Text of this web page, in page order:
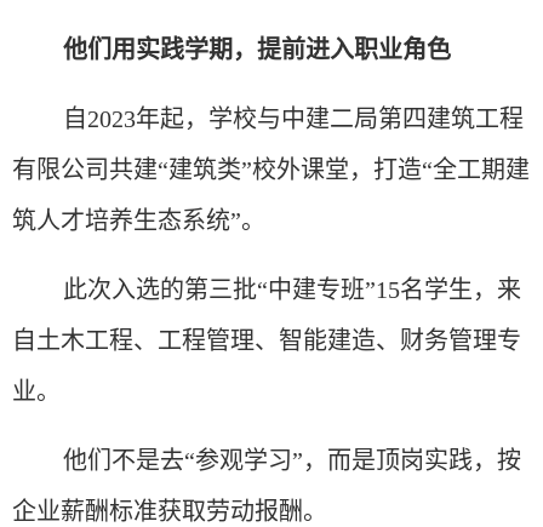
他们 用实践学期，提前进入职业角色
自 2023年起，学校与中建二局第四建筑工程
有限公司共建“建筑类”校外课堂，打造“全工期建
筑人才培养生态系统”。
此次入选的第三批“中建专班”15名学生，来
自土木工程、工程管理、智能建造、财务管理专
业。
他们不是去“参观学习”，而是顶岗实践，按
企业薪酬标准获取劳动报酬。